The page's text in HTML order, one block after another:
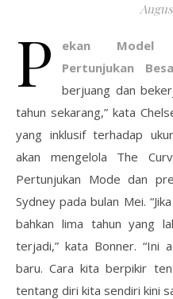
P
ekan Model
Pertunjukan
berjuang dan
tahun sekarang,” kata
yang inklusif terhadap
akan mengelola The
Pertunjukan Mode dan
Sydney pada bulan Mei.
bahkan lima tahun yang
terjadi,” kata Bonner. “Ini
baru. Cara kita berpikir
tentang diri kita sendiri kini